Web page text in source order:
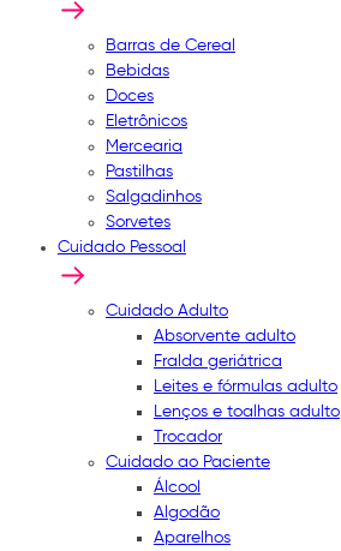
Barras de Cereal
Bebidas
Doces
Eletrônicos
Mercearia
Pastilhas
Salgadinhos
Sorvetes
Cuidado Pessoal
Cuidado Adulto
Absorvente adulto
Fralda geriátrica
Leites e fórmulas adulto
Lenços e toalhas adulto
Trocador
Cuidado ao Paciente
Álcool
Algodão
Aparelhos